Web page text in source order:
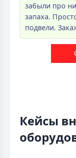
забыли про
запаха.
подвели.
Кейсы